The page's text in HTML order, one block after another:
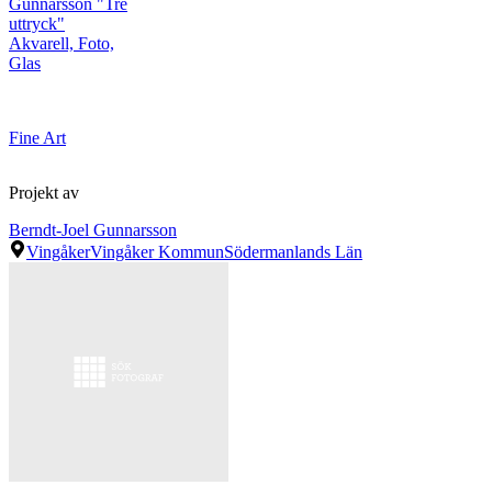
uttryck"
Akvarell, Foto,
Glas
Fine Art
Projekt av
Berndt-Joel Gunnarsson
VingåkerVingåker KommunSödermanlands Län